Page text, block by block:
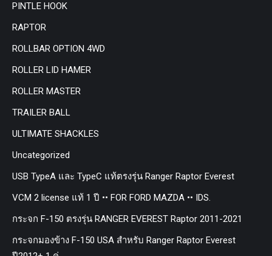
PINTLE HOOK
RAPTOR
ROLLBAR OPTION 4WD
ROLLER LID HAMER
ROLLER MASTER
TRAILER BALL
ULTIMATE SHACKLES
Uncategorized
USB TypeA และ TypeC แท้ตรงรุ่น Ranger Raptor Everest
VCM 2 license แท้ 1 ปี •• FOR FORD MAZDA •• IDS.
กระจก F-150 ตรงรุ่น RANGER EVEREST Raptor 2011-2021
กระจกมองข้าง F-150 USA สำหรับ Ranger Raptor Everest